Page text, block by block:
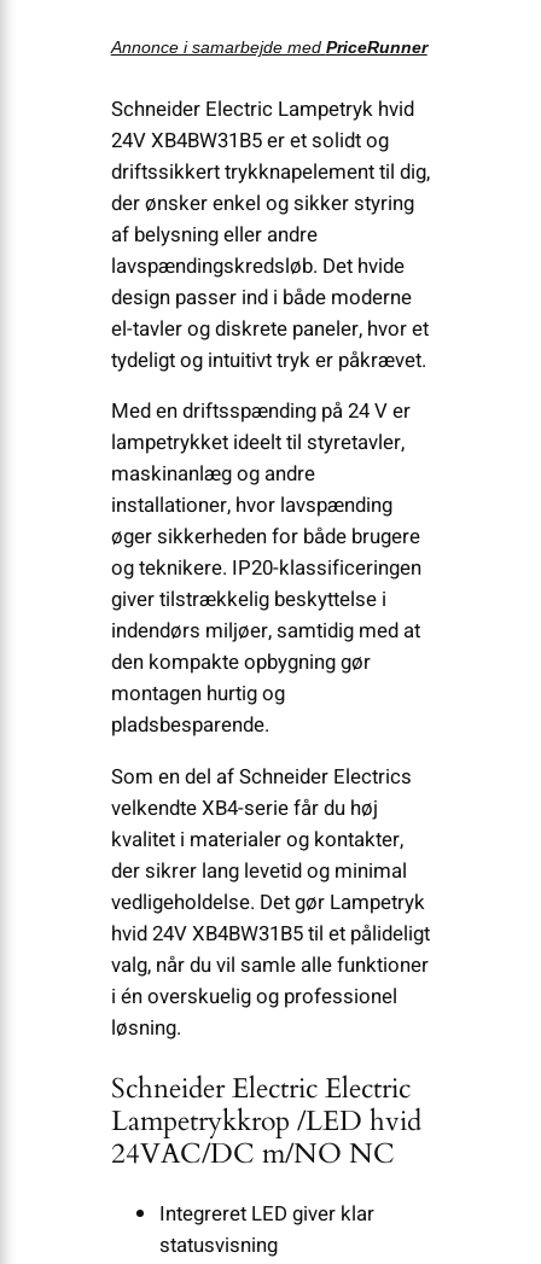
Annonce i samarbejde med PriceRunner
Schneider Electric Lampetryk hvid
24V XB4BW31B5 er et solidt og
driftssikkert trykknapelement til dig,
der ønsker enkel og sikker styring
af belysning eller andre
lavspændingskredsløb. Det hvide
design passer ind i både moderne
el-tavler og diskrete paneler, hvor et
tydeligt og intuitivt tryk er påkrævet.
Med en driftsspænding på 24 V er
lampetrykket ideelt til styretavler,
maskinanlæg og andre
installationer, hvor lavspænding
øger sikkerheden for både brugere
og teknikere. IP20-klassificeringen
giver tilstrækkelig beskyttelse i
indendørs miljøer, samtidig med at
den kompakte opbygning gør
montagen hurtig og
pladsbesparende.
Som en del af Schneider Electrics
velkendte XB4-serie får du høj
kvalitet i materialer og kontakter,
der sikrer lang levetid og minimal
vedligeholdelse. Det gør Lampetryk
hvid 24V XB4BW31B5 til et pålideligt
valg, når du vil samle alle funktioner
i én overskuelig og professionel
løsning.
Schneider Electric Electric
Lampetrykkrop /LED hvid
24VAC/DC m/NO NC
Integreret LED giver klar
statusvisning